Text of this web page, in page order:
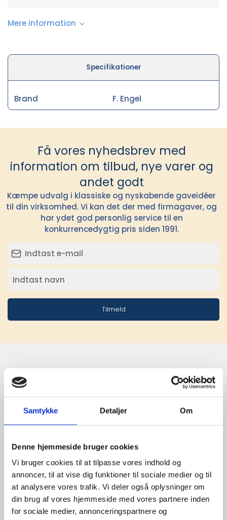
Samtykke Detaljer Om
Denne hjemmeside bruger cookies
Vi bruger cookies til at tilpasse vores indhold og
annoncer, til at vise dig funktioner til sociale medier og til
at analysere vores trafik. Vi deler også oplysninger om
din brug af vores hjemmeside med vores partnere inden
for sociale medier, annonceringspartnere og
Mere information
Specifikationer
Brand F. Engel
Få vores nyhedsbrev med
information om tilbud, nye varer og
andet godt
Kæmpe udvalg i klassiske og nyskabende gaveidéer
til din virksomhed. Vi kan det der med firmagaver, og
har ydet god personlig service til en
konkurrencedygtig pris siden 1991.
Tilmeld
leverandører
giver større
udvalg
For at sikre høj kvalitet og stor
leveringssikkerhed samarbejder vi
med de største og mest
anerkendte leverandører inden for